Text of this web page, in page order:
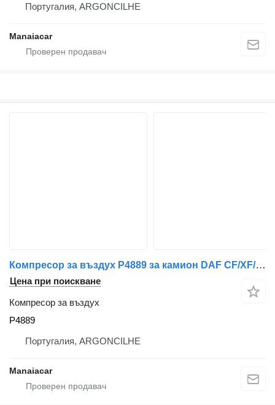
Португалия, ARGONCILHE
Manaiacar
Компресор за въздух P4889 за камион DAF CF/XF/LF
Цена при поискване
Компресор за въздух
P4889
Португалия, ARGONCILHE
Manaiacar